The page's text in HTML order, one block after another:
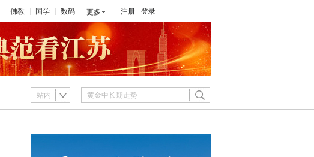
佛教 国学 数码 更多 注册 登录
站内